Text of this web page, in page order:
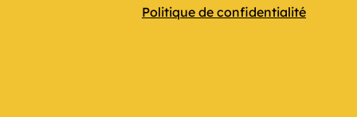
Politique de confidentialité